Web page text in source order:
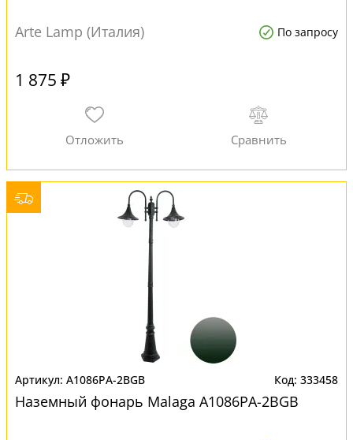
Arte Lamp (Италия) По запросу
1 875 ₽
A1086PA-2BGB 333458
Наземный фонарь Malaga A1086PA-2BGB